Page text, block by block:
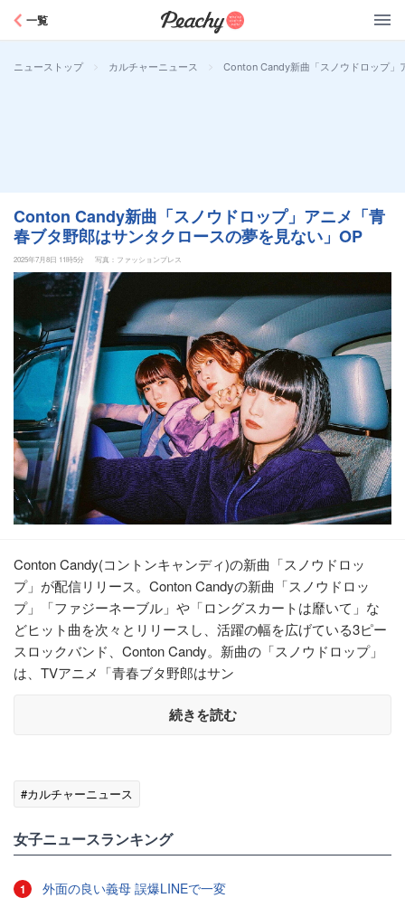
一覧
ニューストップ > カルチャーニュース > Conton Candy新曲「スノウドロップ」
Conton Candy新曲「スノウドロップ」アニメ「青
春ブタ野郎はサンタクロースの夢を見ない」OP
2025年7月8日 11時5分 写真：ファッションプレス
Conton Candy(コントンキャンディ)の新曲「スノウドロッ
プ」が配信リリース。Conton Candyの新曲「スノウドロッ
プ」「ファジーネーブル」や「ロングスカートは靡いて」な
どヒット曲を次々とリリースし、活躍の幅を広げている3ピー
スロックバンド、Conton Candy。新曲の「スノウドロップ」
は、TVアニメ「青春ブタ野郎はサン
続きを読む
#カルチャーニュース
女子ニュースランキング
1 外面の良い義母 誤爆LINEで一変